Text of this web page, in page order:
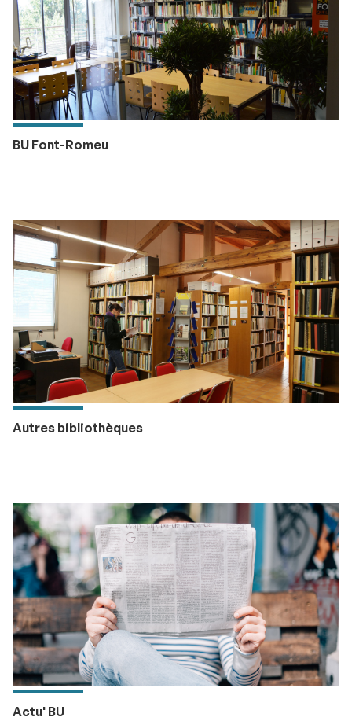
BU Font-Romeu
Autres bibliothèques
Actu' BU